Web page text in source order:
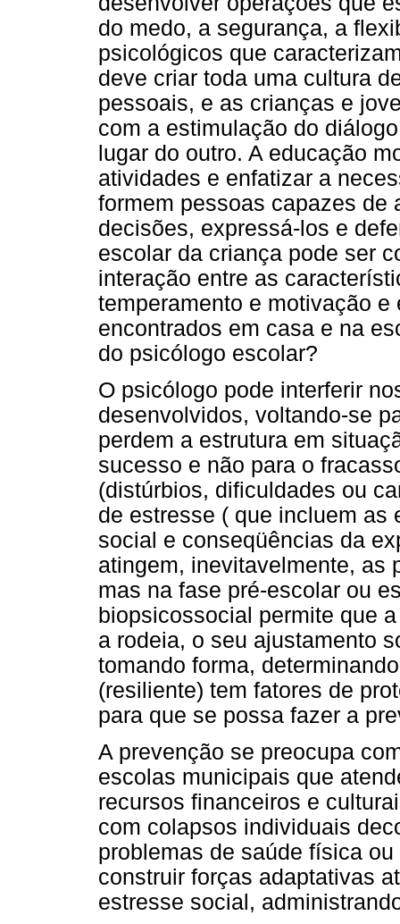
do medo, a segurança, a
psicológicos que
deve criar toda uma cultura
pessoais, e as crianças e
com a estimulação do
lugar do outro. A educação
atividades e enfatizar a
formem pessoas capazes de
decisões, expressá-los e
escolar da criança pode ser
interação entre as
temperamento e motivação
encontrados em casa e na
do psicólogo escolar?
O psicólogo pode interferir
desenvolvidos, voltando-se
perdem a estrutura em
sucesso e não para o
(distúrbios, dificuldades ou
de estresse ( que incluem as
social e conseqüências da
atingem, inevitavelmente, as
mas na fase pré-escolar ou
biopsicossocial permite que
a rodeia, o seu ajustamento
tomando forma,
(resiliente) tem fatores de
para que se possa fazer a
A prevenção se preocupa
escolas municipais que
recursos financeiros e
com colapsos individuais
problemas de saúde física
construir forças adaptativas
estresse social,